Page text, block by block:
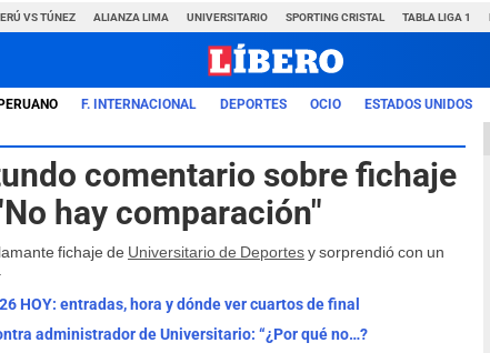
VS TÚNEZ ALIANZA LIMA UNIVERSITARIO SPORTING CRISTAL TABLA LIGA 1
F. INTERNACIONAL DEPORTES OCIO ESTADOS UNIDOS
comentario sobre fichaje
hay comparación"
fichaje de Universitario de Deportesy sorprendió con un
HOY: entradas, hora y dónde ver cuartos de final
administrador de Universitario: “¿Por qué no…?